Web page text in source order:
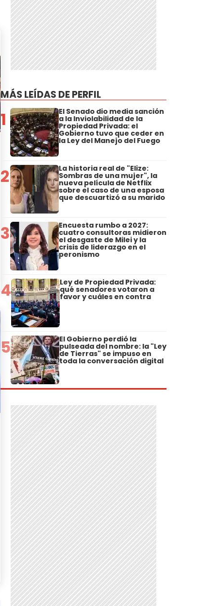
MÁS LEÍDAS DE PERFIL
1 El Senado dio media sanción
a la Inviolabilidad de la
Propiedad Privada: el
Gobierno tuvo que ceder en
la Ley del Manejo del Fuego
2 La historia real de "Elize:
Sombras de una mujer", la
nueva película de Netflix
sobre el caso de una esposa
que descuartizó a su marido
3 Encuesta rumbo a 2027:
cuatro consultoras midieron
el desgaste de Milei y la
crisis de liderazgo en el
peronismo
4 Ley de Propiedad Privada:
qué senadores votaron a
favor y cuáles en contra
5 El Gobierno perdió la
pulseada del nombre: la "Ley
de Tierras" se impuso en
toda la conversación digital